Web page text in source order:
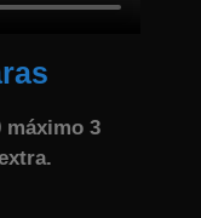
máximo 3